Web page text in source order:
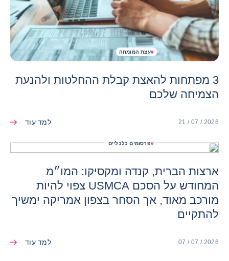
#עצת המומחה
3 מפתחות להאצת קבלת ההחלטות ולהנעת
הצמיחה שלכם
21 / 07 / 2026 למד עוד
#פרסומים כלכליים
ארצות הברית, קנדה ומקסיקו: המו״מ
המחודש על הסכם USMCA צפוי להיות
מורכב מאוד, אך הסחר בצפון אמריקה ימשיך
להתקיים
07 / 07 / 2026 למד עוד